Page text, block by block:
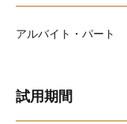
アルバイト・パート
試用期間